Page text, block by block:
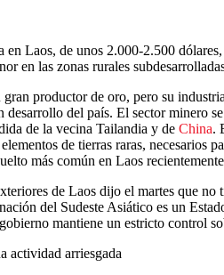
Laos, de unos 2.000-2.500 dólares,
en las zonas rurales
productor de oro, pero su
desarrollo del país. El sector minero
de la vecina Tailandia y de China.
de tierras raras, necesarios
más común en Laos
de Laos dijo el martes que no
del Sudeste Asiático es un
mantiene un estricto control
actividad arriesgada